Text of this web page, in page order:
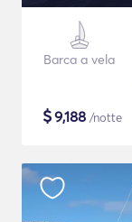
Barca a vela
$9,188 /notte